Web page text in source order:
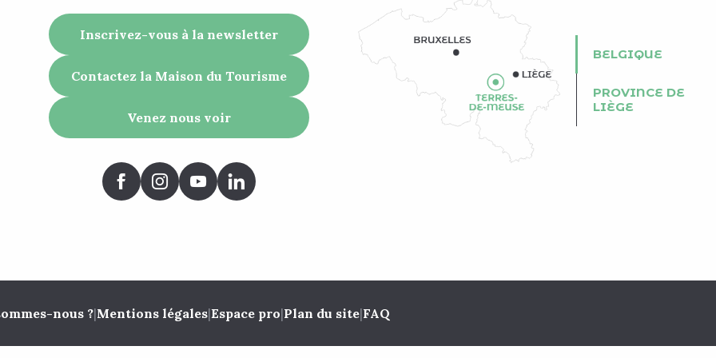
Inscrivez-vous à la newsletter
Contactez la Maison du Tourisme
Venez nous voir
BELGIQUE
PROVINCE DE
LIÈGE
nous ?|Mentions légales|Espace pro|Plan du site|FAQ